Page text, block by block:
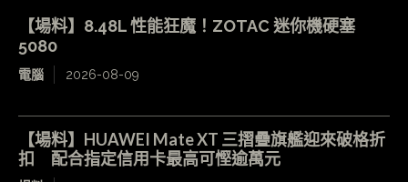
【場料】8.48L 性能狂魔！ZOTAC 迷你機硬塞
5080
電腦 2026-08-09
【場料】HUAWEI Mate XT 三摺疊旗艦迎來破格折
扣 配合指定信用卡最高可慳逾萬元